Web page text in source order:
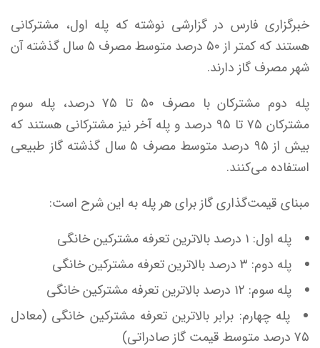
خبرگزاری فارس در گزارشی نوشته که پله اول، مشترکانی
هستند که کمتر از ۵۰ درصد متوسط مصرف ۵ سال گذشته آن
شهر مصرف گاز دارند.
پله دوم مشترکان با مصرف ۵۰ تا ۷۵ درصد، پله سوم
مشترکان ۷۵ تا ۹۵ درصد و پله آخر نیز مشترکانی هستند که
بیش از ۹۵ درصد متوسط مصرف ۵ سال گذشته گاز طبیعی
استفاده می‌کنند.
مبنای قیمت‌گذاری گاز برای هر پله به این شرح است:
پله اول: ۱ درصد بالاترین تعرفه مشترکین خانگی
پله دوم: ۳ درصد بالاترین تعرفه مشترکین خانگی
پله سوم: ۱۲ درصد بالاترین تعرفه مشترکین خانگی
پله چهارم: برابر بالاترین تعرفه مشترکین خانگی (معادل
۷۵ درصد متوسط قیمت گاز صادراتی)